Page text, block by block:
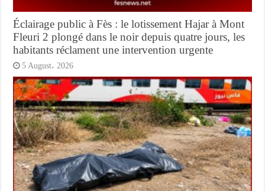
Éclairage public à Fès : le lotissement Hajar à Mont
Fleuri 2 plongé dans le noir depuis quatre jours, les
habitants réclament une intervention urgente
5 August، 2026